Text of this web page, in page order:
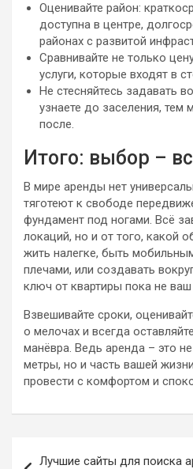
Оценивайте район:
доступна в центре,
районах с развитой
Сравнивайте не только
услуги, которые входят в
Не стесняйтесь задавать
узнаете до заселения, тем
после.
Итого: выбор –
В мире аренды нет
тяготеют к свободе
фундамент под ногами. Всё
локаций, но и от того, какой
жить налегке, быть
плечами, или создавать
ключ от квартиры пока не ваш
Взвешивайте сроки,
о мелочах и всегда
манёвра. Ведь аренда – это
метры, но и часть вашей
провести с комфортом и
Лучшие сайты для поиска